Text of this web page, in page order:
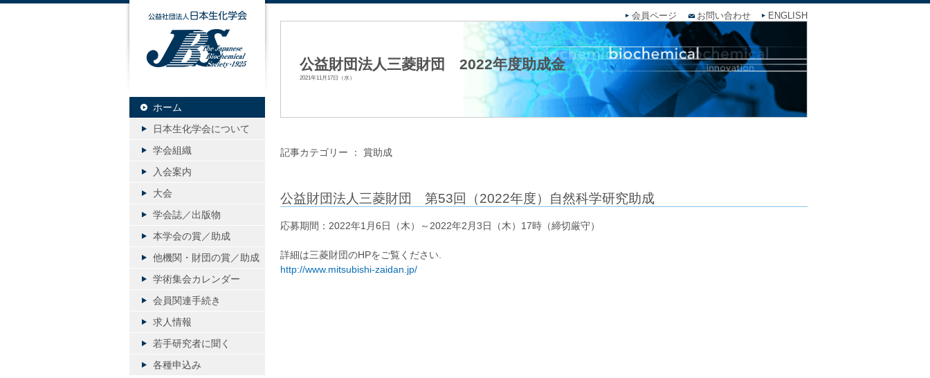
会員ページ お問い合わせ ENGLISH
公益財団法人三菱財団 2022年度助成金
2021年11月17日（水）
記事カテゴリー ： 賞助成
公益財団法人三菱財団 第53回（2022年度）自然科学研究助成
応募期間：2022年1月6日（木）～2022年2月3日（木）17時（締切厳守）
詳細は三菱財団のHPをご覧ください.
http://www.mitsubishi-zaidan.jp/
公益社団法人日本生化学会
ホーム
日本生化学会について
学会組織
入会案内
大会
学会誌／出版物
本学会の賞／助成
他機関・財団の賞／助成
学術集会カレンダー
会員関連手続き
求人情報
若手研究者に聞く
各種申込み